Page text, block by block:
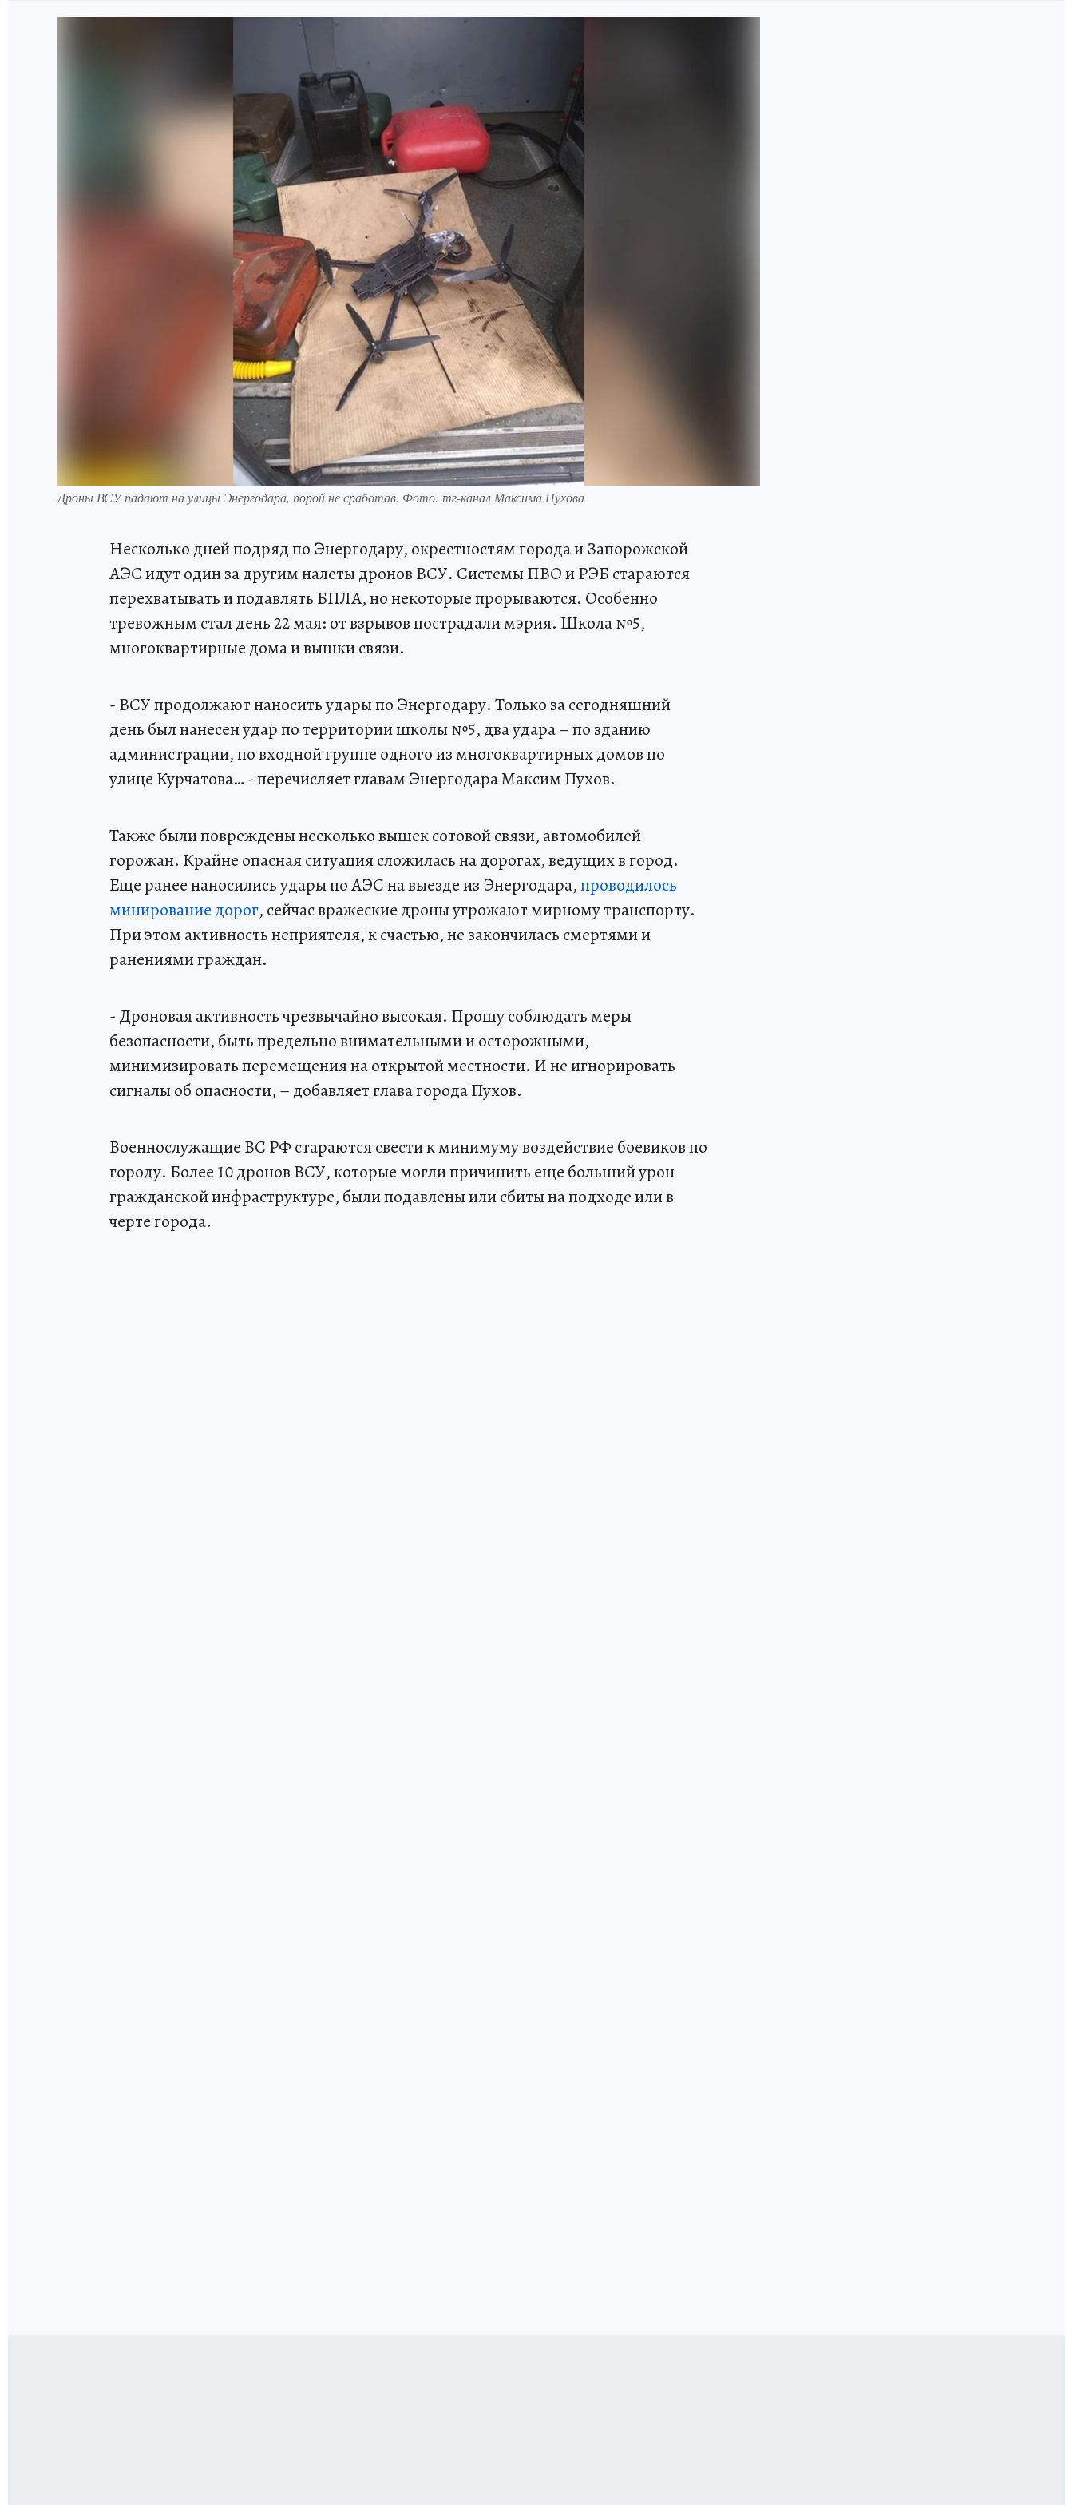
Дроны ВСУ падают на улицы Энергодара, порой не сработав. Фото: тг-канал Максима Пухова
Несколько дней подряд по Энергодару, окрестностям города и Запорожской
АЭС идут один за другим налеты дронов ВСУ. Системы ПВО и РЭБ стараются
перехватывать и подавлять БПЛА, но некоторые прорываются. Особенно
тревожным стал день 22 мая: от взрывов пострадали мэрия. Школа №5,
многоквартирные дома и вышки связи.
- ВСУ продолжают наносить удары по Энергодару. Только за сегодняшний
день был нанесен удар по территории школы №5, два удара – по зданию
администрации, по входной группе одного из многоквартирных домов по
улице Курчатова… - перечисляет главам Энергодара Максим Пухов.
Также были повреждены несколько вышек сотовой связи, автомобилей
горожан. Крайне опасная ситуация сложилась на дорогах, ведущих в город.
Еще ранее наносились удары по АЭС на выезде из Энергодара,проводилось
минирование дорог, сейчас вражеские дроны угрожают мирному транспорту.
При этом активность неприятеля, к счастью, не закончилась смертями и
ранениями граждан.
- Дроновая активность чрезвычайно высокая. Прошу соблюдать меры
безопасности, быть предельно внимательными и осторожными,
минимизировать перемещения на открытой местности. И не игнорировать
сигналы об опасности, – добавляет глава города Пухов.
Военнослужащие ВС РФ стараются свести к минимуму воздействие боевиков по
городу. Более 10 дронов ВСУ, которые могли причинить еще больший урон
гражданской инфраструктуре, были подавлены или сбиты на подходе или в
черте города.